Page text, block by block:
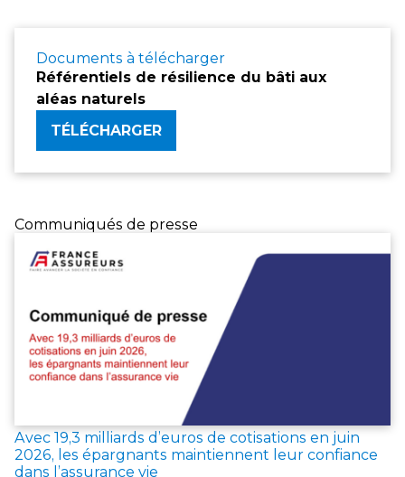
Documents à télécharger
Référentiels de résilience du bâti aux
aléas naturels
TÉLÉCHARGER
Communiqués de presse
Avec 19,3 milliards d’euros de cotisations en juin
2026, les épargnants maintiennent leur confiance
dans l’assurance vie